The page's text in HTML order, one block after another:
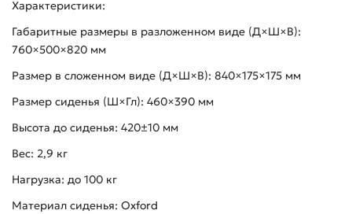
Характеристики:
Габаритные размеры в разложенном виде (Д×Ш×В):
760×500×820 мм
Размер в сложенном виде (Д×Ш×В): 840×175×175 мм
Размер сиденья (Ш×Гл): 460×390 мм
Высота до сиденья: 420±10 мм
Вес: 2,9 кг
Нагрузка: до 100 кг
Материал сиденья: Oxford